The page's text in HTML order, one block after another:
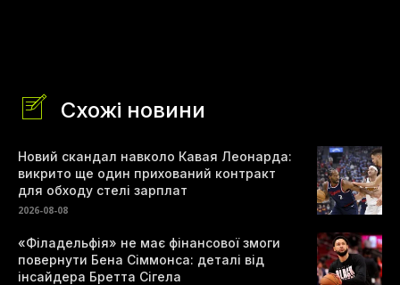
Схожі новини
Новий скандал навколо Кавая Леонарда:
викрито ще один прихований контракт
для обходу стелі зарплат
2026-08-08
«Філадельфія» не має фінансової змоги
повернути Бена Сіммонса: деталі від
інсайдера Бретта Сігела